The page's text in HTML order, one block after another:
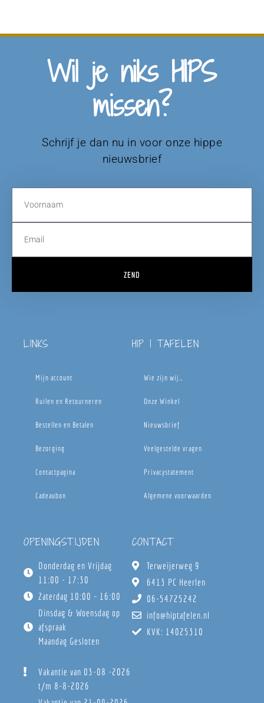
Wil je niks HIPS
missen?
Schrijf je dan nu in voor onze hippe
nieuwsbrief
ZEND
LINKS
Mijn account
Ruilen en Retourneren
Bestellen en Betalen
Bezorging
Contactpagina
Cadeaubon
HIP | TAFELEN
Wie zijn wij…
Onze Winkel
Nieuwsbrief
Veelgestelde vragen
Privacystatement
Algemene voorwaarden
OPENINGSTIJDEN
Donderdag en Vrijdag
11:00 - 17:30
Zaterdag 10:00 - 16:00
Dinsdag & Woensdag op
afspraak
Maandag Gesloten
Vakantie van 03-08 -2026
t/m 8-8-2026
CONTACT
Terweijerweg 9
6413 PC Heerlen
06-54725242
info@hiptafelen.nl
KVK: 14025310